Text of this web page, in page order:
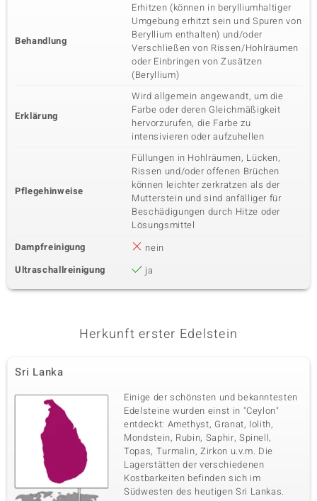
Behandlung
Erhitzen (können in berylliumhaltiger
Umgebung erhitzt sein und Spuren von
Beryllium enthalten) und/oder
Verschließen von Rissen/Hohlräumen
oder Einbringen von Zusätzen
(Beryllium)
Erklärung
Wird allgemein angewandt, um die
Farbe oder deren Gleichmäßigkeit
hervorzurufen, die Farbe zu
intensivieren oder aufzuhellen
Pflegehinweise
Füllungen in Hohlräumen, Lücken,
Rissen und/oder offenen Brüchen
können leichter zerkratzen als der
Mutterstein und sind anfälliger für
Beschädigungen durch Hitze oder
Lösungsmittel
Dampfreinigung
nein
Ultraschallreinigung
ja
Herkunft erster Edelstein
Sri Lanka
Einige der schönsten und bekanntesten
Edelsteine wurden einst in "Ceylon"
entdeckt: Amethyst, Granat, Iolith,
Mondstein, Rubin, Saphir, Spinell,
Topas, Turmalin, Zirkon u.v.m. Die
Lagerstätten der verschiedenen
Kostbarkeiten befinden sich im
Südwesten des heutigen Sri Lankas.